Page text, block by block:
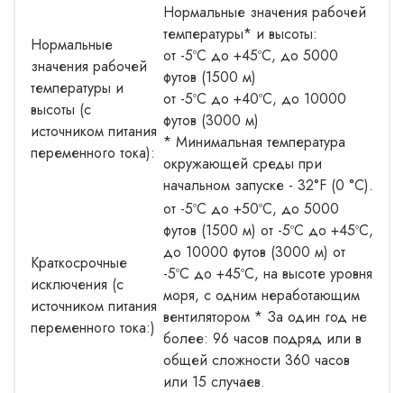
Нормальные
значения рабочей
температуры и
высоты (с
источником питания
переменного тока):
Нормальные значения рабочей
температуры* и высоты:
от -5ºC до +45ºC, до 5000
футов (1500 м)
от -5ºC до +40ºC, до 10000
футов (3000 м)
* Минимальная температура
окружающей среды при
начальном запуске - 32°F (0 °C).
Краткосрочные
исключения (с
источником питания
переменного тока:)
от -5ºC до +50ºC, до 5000
футов (1500 м) от -5ºC до +45ºC,
до 10000 футов (3000 м) от
-5ºC до +45ºC, на высоте уровня
моря, с одним неработающим
вентилятором * За один год не
более: 96 часов подряд или в
общей сложности 360 часов
или 15 случаев.